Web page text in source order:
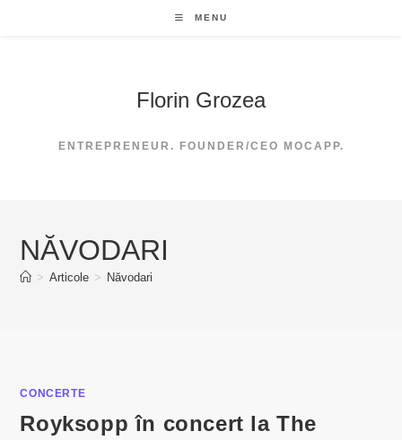
MENU
Florin Grozea
ENTREPRENEUR. FOUNDER/CEO MOCAPP.
NĂVODARI
> Articole > Năvodari
CONCERTE
Royksopp în concert la The